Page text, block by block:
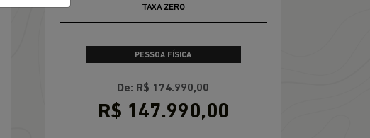
CONDIÇÃO IMPERDÍVEL
PESSOA FÍSICA
De: R$ 174.990,00
R$ 147.990,00